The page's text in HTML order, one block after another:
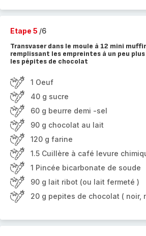
Etape 5 /6
Transvaser dans le moule à 12 mini
remplissant les empreintes à un peu
les pépites de chocolat
1 Oeuf
40 g sucre
60 g beurre demi -sel
90 g chocolat au lait
120 g farine
1.5 Cuillère à café levure
1 Pincée bicarbonate de soude
90 g lait ribot (ou lait fermeté )
20 g pepites de chocolat ( noir,